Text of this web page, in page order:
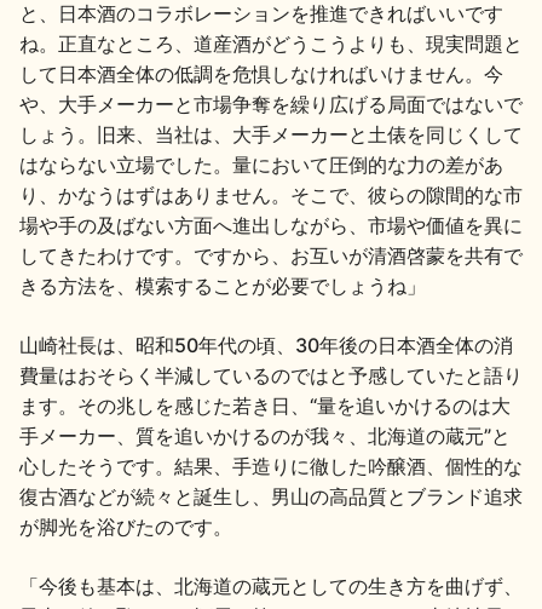
と、日本酒のコラボレーションを推進できればいいです
ね。正直なところ、道産酒がどうこうよりも、現実問題と
して日本酒全体の低調を危惧しなければいけません。今
や、大手メーカーと市場争奪を繰り広げる局面ではないで
しょう。旧来、当社は、大手メーカーと土俵を同じくして
はならない立場でした。量において圧倒的な力の差があ
り、かなうはずはありません。そこで、彼らの隙間的な市
場や手の及ばない方面へ進出しながら、市場や価値を異に
してきたわけです。ですから、お互いが清酒啓蒙を共有で
きる方法を、模索することが必要でしょうね」
山崎社長は、昭和50年代の頃、30年後の日本酒全体の消
費量はおそらく半減しているのではと予感していたと語り
ます。その兆しを感じた若き日、“量を追いかけるのは大
手メーカー、質を追いかけるのが我々、北海道の蔵元”と
心したそうです。結果、手造りに徹した吟醸酒、個性的な
復古酒などが続々と誕生し、男山の高品質とブランド追求
が脚光を浴びたのです。
「今後も基本は、北海道の蔵元としての生き方を曲げず、